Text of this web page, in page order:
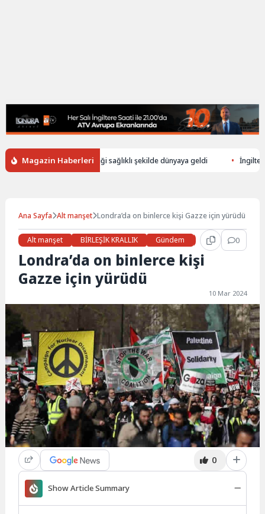
Magazin Haberleri
ölen annenin bebeği sağlıklı şekilde dünyaya geldi
Ana Sayfa Alt manşet Londra’da on binlerce kişi Gazze için yürüdü
Alt manşet BİRLEŞİK KRALLIK Gündem Haberler 0
Londra’da on binlerce kişi
Gazze için yürüdü
10 Mar 2024
0
Show Article Summary